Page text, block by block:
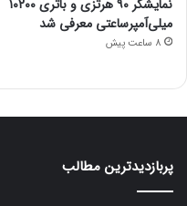
نمایشگر ۹۰ هرتزی و باتری ۱۰۲۰۰
میلی‌آمپرساعتی معرفی شد
8 ساعت پیش
پربازدیدترین مطالب